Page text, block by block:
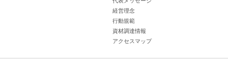
経営理念
行動規範
資材調達情報
アクセスマップ